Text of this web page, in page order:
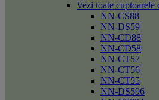
Vezi toate cuptoarele
NN-CS88
NN-DS59
NN-CD88
NN-CD58
NN-CT57
NN-CT56
NN-CT55
NN-DS596